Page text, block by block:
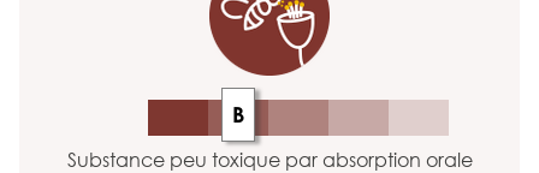
B
Substance peu toxique par absorption orale